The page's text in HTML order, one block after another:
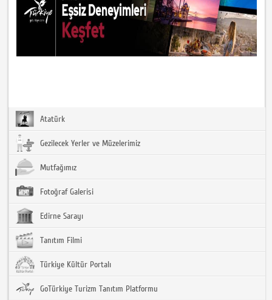
Atatürk
Gezilecek Yerler ve Müzelerimiz
Mutfağımız
Fotoğraf Galerisi
Edirne Sarayı
Tanıtım Filmi
Türkiye Kültür Portalı
GoTürkiye Turizm Tanıtım Platformu